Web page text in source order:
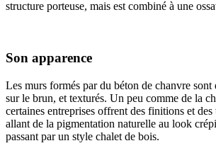
structure porteuse, mais est combiné à une
Son apparence
Les murs formés par du béton de chanvre sont
sur le brun, et texturés. Un peu comme de la
certaines entreprises offrent des finitions et des
allant de la pigmentation naturelle au look
passant par un style chalet de bois.